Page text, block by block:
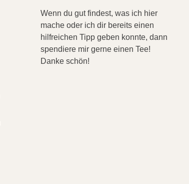
Wenn du gut findest, was ich hier
mache oder ich dir bereits einen
hilfreichen Tipp geben konnte, dann
spendiere mir gerne einen Tee!
Danke schön!